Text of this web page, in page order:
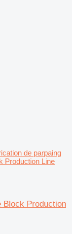
de parpaing
Production Line
Block Production